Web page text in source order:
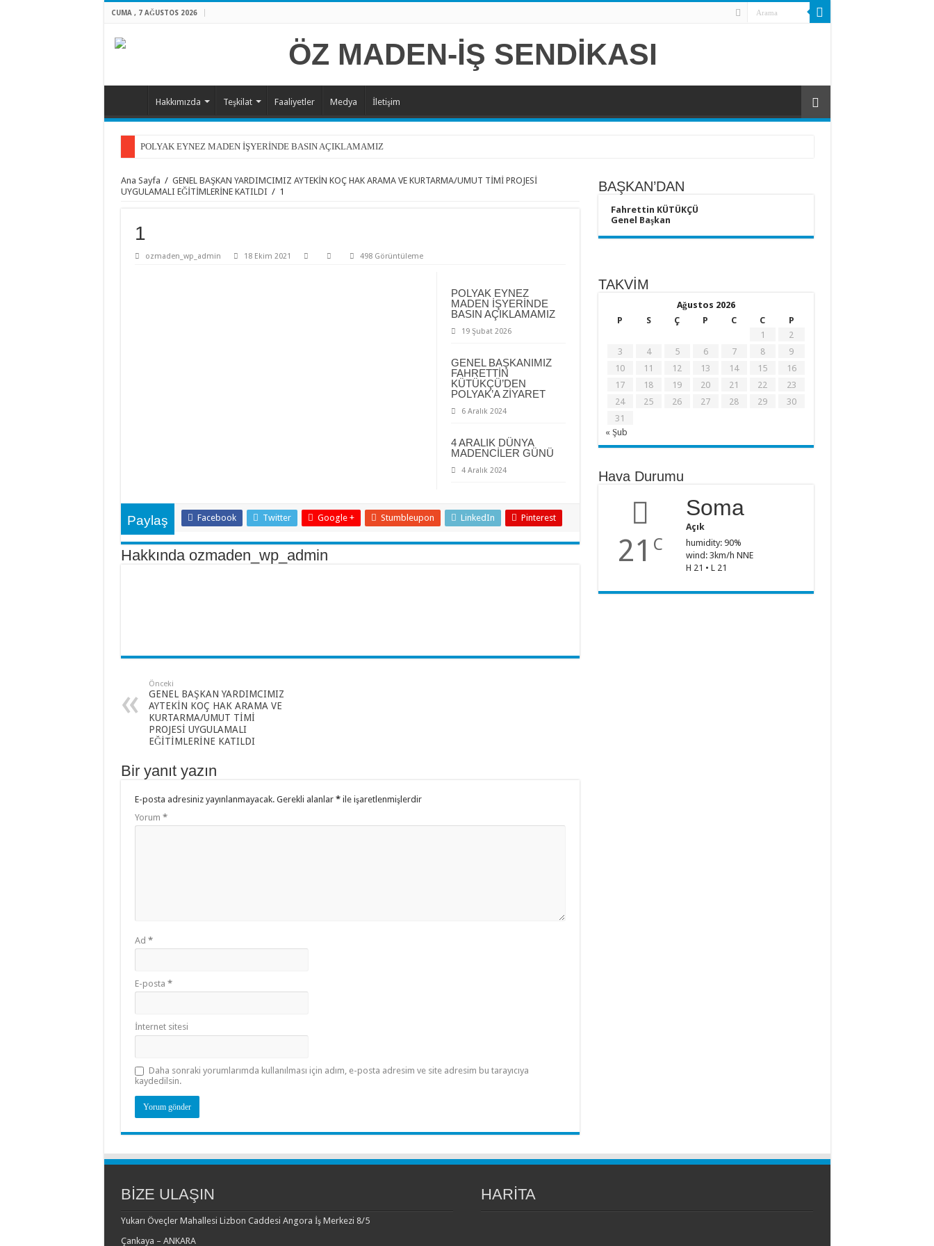
CUMA , 7 AĞUSTOS 2026
Hakkımızda Teşkilat Faaliyetler Medya İletişim
POLYAK EYNEZ MADEN İŞYERİNDE BASIN AÇIKLAMAMIZ
4 ARALIK DÜNYA MADENCİLER GÜNÜ
Ana Sayfa / GENEL BAŞKAN YARDIMCIMIZ AYTEKİN KOÇ HAK ARAMA VE KURTARMA/UMUT TİMİ PROJESİ
UYGULAMALI EĞİTİMLERİNE KATILDI / 1
1
ozmaden_wp_admin 18 Ekim 2021 498 Görüntüleme
POLYAK EYNEZ
MADEN İŞYERİNDE
BASIN AÇIKLAMAMIZ
19 Şubat 2026
GENEL BAŞKANIMIZ
FAHRETTİN
KÜTÜKÇÜ’DEN
POLYAK’A ZİYARET
6 Aralık 2024
4 ARALIK DÜNYA
MADENCİLER GÜNÜ
4 Aralık 2024
Paylaş Facebook Twitter Google + Stumbleupon LinkedIn Pinterest
Hakkında ozmaden_wp_admin
Önceki
GENEL BAŞKAN YARDIMCIMIZ
AYTEKİN KOÇ HAK ARAMA VE
KURTARMA/UMUT TİMİ
PROJESİ UYGULAMALI
EĞİTİMLERİNE KATILDI
Bir yanıt yazın
E-posta adresiniz yayınlanmayacak. Gerekli alanlar *ile işaretlenmişlerdir
Yorum *
Ad *
E-posta *
İnternet sitesi
Daha sonraki yorumlarımda kullanılması için adım, e-posta adresim ve site adresim bu tarayıcıya
kaydedilsin.
BAŞKAN’DAN
Fahrettin KÜTÜKÇÜ
Genel Başkan
TAKVİM
Ağustos 2026
P
S Ç P C C
P
1
2
3
4 5 6 7 8
9
10
11 12 13 14 15
16
17
18 19 20 21 22
23
24
25 26 27 28 29
30
31
« Şub
Hava Durumu
21 C
Soma
Açık
humidity: 90%
wind: 3km/h NNE
H 21 • L 21
BİZE ULAŞIN
Yukarı Öveçler Mahallesi Lizbon Caddesi Angora İş Merkezi 8/5
Çankaya – ANKARA
HARİTA